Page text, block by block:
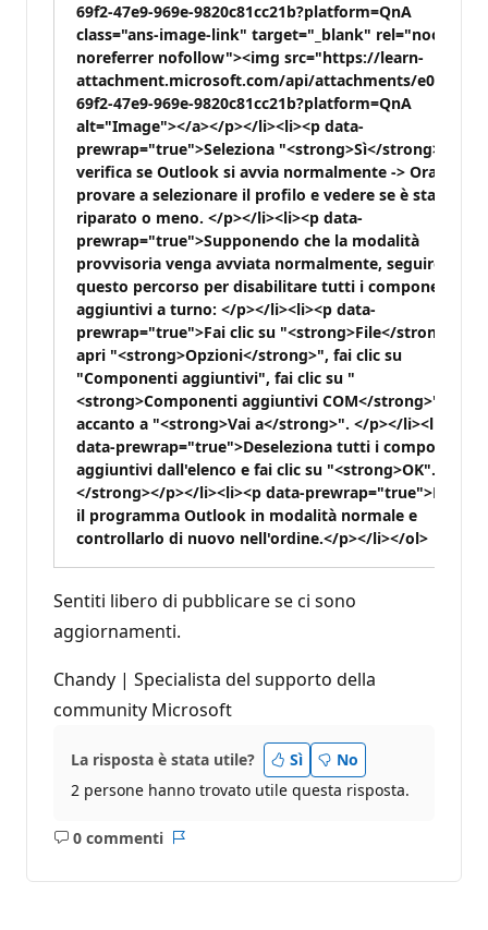
69f2-47e9-969e-9820c81cc21b?platform=QnA
class="ans-image-link" target="_blank" rel="noopener
noreferrer nofollow"><img src="https://learn-
attachment.microsoft.com/api/attachments/
69f2-47e9-969e-9820c81cc21b?platform=QnA
alt="Image"></a></p></li><li><p data-
prewrap="true">Seleziona "<strong>Sì</strong>" e
verifica se Outlook si avvia normalmente -> Ora puoi
provare a selezionare il profilo e vedere se è stato
riparato o meno. </p></li><li><p data-
prewrap="true">Supponendo che la modalità
provvisoria venga avviata normalmente, seguire
questo percorso per disabilitare tutti i componenti
aggiuntivi a turno: </p></li><li><p data-
prewrap="true">Fai clic su "<strong>File</strong>",
apri "<strong>Opzioni</strong>", fai clic su
"Componenti aggiuntivi", fai clic su "
<strong>Componenti aggiuntivi COM</strong>"
accanto a "<strong>Vai a</strong>". </p></li><li><p
data-prewrap="true">Deseleziona tutti i componenti
aggiuntivi dall'elenco e fai clic su "<strong>OK".
</strong></p></li><li><p data-
il programma Outlook in modalità normale e
controllarlo di nuovo nell'ordine.</p></li></ol>
Sentiti libero di pubblicare se ci sono
aggiornamenti.
Chandy | Specialista del supporto della
community Microsoft
La risposta è stata utile? Sì
No
2 persone hanno trovato utile questa risposta.
0 commenti
Nessun